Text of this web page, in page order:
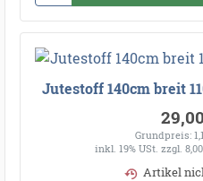
Jutestoff 140cm breit
Grundpreis:
inkl. 19% USt. zzgl.
Artikel